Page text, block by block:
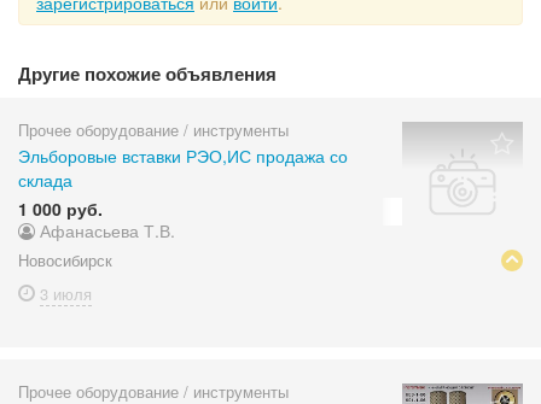
Другие похожие объявления
Прочее оборудование / инструменты
Эльборовые вставки РЭО,ИС продажа со
склада
1 000 руб.
Афанасьева Т.В.
Новосибирск
3 июля
Прочее оборудование / инструменты